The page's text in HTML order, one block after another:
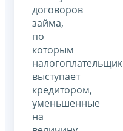
договоров
займа,
по
которым
налогоплательщик
выступает
кредитором,
уменьшенные
на